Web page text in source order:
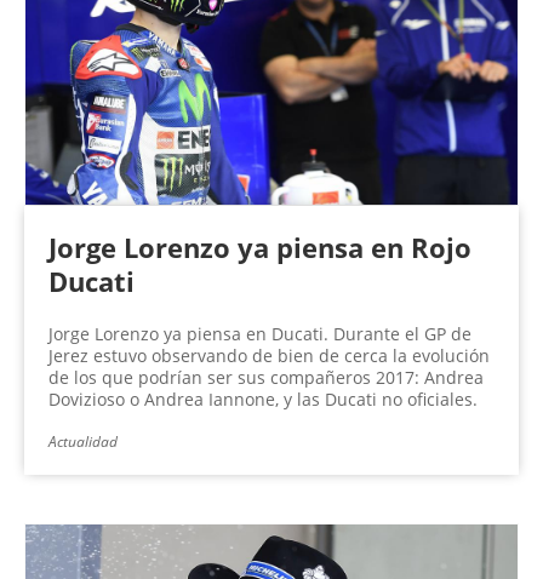
Jorge Lorenzo ya piensa en Rojo
Ducati
Jorge Lorenzo ya piensa en Ducati. Durante el GP de
Jerez estuvo observando de bien de cerca la evolución
de los que podrían ser sus compañeros 2017: Andrea
Dovizioso o Andrea Iannone, y las Ducati no oficiales.
Actualidad